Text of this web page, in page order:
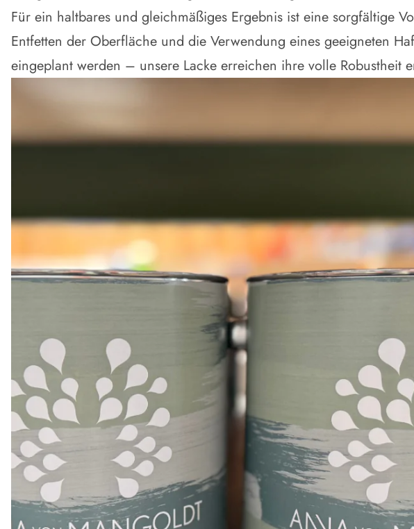
Für ein haltbares und gleichmäßiges Ergebnis ist eine sorgfältige
Entfetten der Oberfläche und die Verwendung eines geeigneten
eingeplant werden – unsere Lacke erreichen ihre volle Robustheit